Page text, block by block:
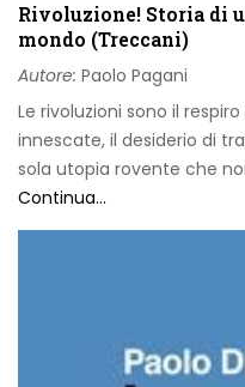
Rivoluzione! Storia di
mondo (Treccani)
Autore: Paolo Pagani
Le rivoluzioni sono il
innescate, il desiderio di
sola utopia rovente che
Continua...